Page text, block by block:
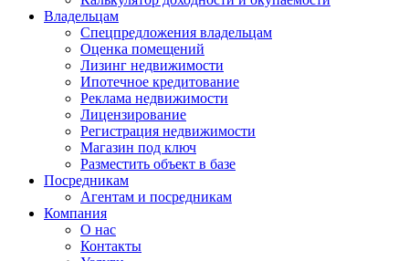
Владельцам
Спецпредложения владельцам
Оценка помещений
Лизинг недвижимости
Ипотечное кредитование
Реклама недвижимости
Лицензирование
Регистрация недвижимости
Магазин под ключ
Разместить объект в базе
Посредникам
Агентам и посредникам
Компания
О нас
Контакты